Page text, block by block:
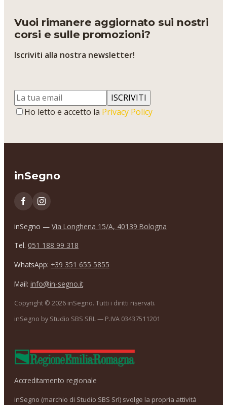
Vuoi rimanere aggiornato sui nostri
corsi e sulle promozioni?
Iscriviti alla nostra newsletter!
ISCRIVITI
Ho letto e accetto la Privacy Policy
inSegno
inSegno — Via Longhena 15/A, 40139 Bologna
Tel. 051 188 99 318
WhatsApp: +39 351 655 5855
Mail: info@in-segno.it
Copyright © 2026 inSegno. Tutti i diritti riservati.
inSegno by Studio SBS SRL — P.IVA 03437511201
Accreditamento regionale
inSegno (marchio di Studio SBS Srl) svolge la propria attività